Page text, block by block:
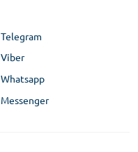
Telegram
Viber
Whatsapp
Messenger